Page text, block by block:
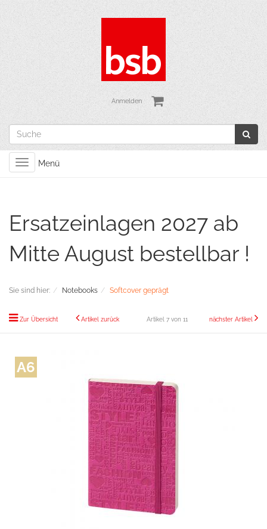
Anmelden
Toggle
navigation
Menü
Ersatzeinlagen 2027 ab
Mitte August bestellbar !
Sie sind hier: Notebooks Softcover geprägt
Zur Übersicht Artikel zurück Artikel 7 von 11 nächster Artikel
A6